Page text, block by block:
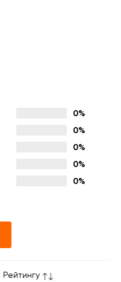
0%
0%
0%
0%
0%
Рейтингу